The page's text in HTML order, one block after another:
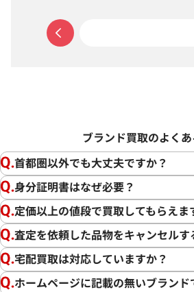
ブランド買取のよくあ
首都圏以外でも大丈夫ですか？
身分証明書はなぜ必要？
定価以上の値段で買取してもらえま
査定を依頼した品物をキャンセルす
宅配買取は対応していますか？
ホームページに記載の無いブランド